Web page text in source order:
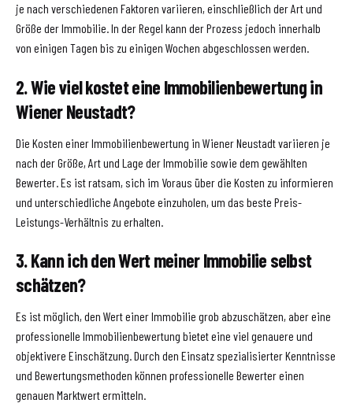
je nach verschiedenen Faktoren variieren, einschließlich der Art und
Größe der Immobilie. In der Regel kann der Prozess jedoch innerhalb
von einigen Tagen bis zu einigen Wochen abgeschlossen werden.
2. Wie viel kostet eine Immobilienbewertung in
Wiener Neustadt?
Die Kosten einer Immobilienbewertung in Wiener Neustadt variieren je
nach der Größe, Art und Lage der Immobilie sowie dem gewählten
Bewerter. Es ist ratsam, sich im Voraus über die Kosten zu informieren
und unterschiedliche Angebote einzuholen, um das beste Preis-
Leistungs-Verhältnis zu erhalten.
3. Kann ich den Wert meiner Immobilie selbst
schätzen?
Es ist möglich, den Wert einer Immobilie grob abzuschätzen, aber eine
professionelle Immobilienbewertung bietet eine viel genauere und
objektivere Einschätzung. Durch den Einsatz spezialisierter Kenntnisse
und Bewertungsmethoden können professionelle Bewerter einen
genauen Marktwert ermitteln.